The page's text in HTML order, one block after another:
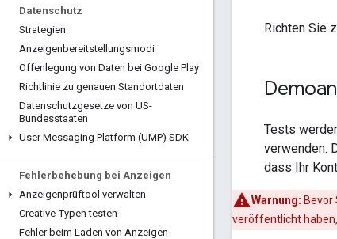
Datenschutz
Strategien
Anzeigenbereitstellungsmodi
Offenlegung von Daten bei Google Play
Richtlinie zu genauen Standortdaten
Datenschutzgesetze von US-
Bundesstaaten
User Messaging Platform (UMP) SDK
Fehlerbehebung bei Anzeigen
Anzeigenprüftool verwalten
Creative-Typen testen
Fehler beim Laden von Anzeigen
Richten Sie
Tests
verwenden.
dass Ihr
Warnung: Bevor
veröffentlicht haben,